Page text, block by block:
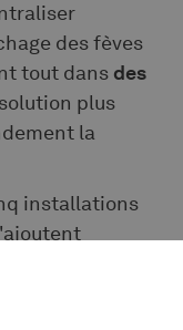
des fèves
tout dans des
plus
la
installations